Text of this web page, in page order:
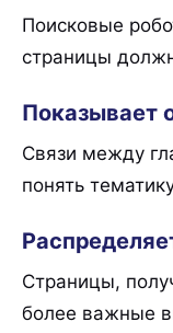
Поисковые
страницы
Показывает
Связи между
понять
Страницы,
более важные